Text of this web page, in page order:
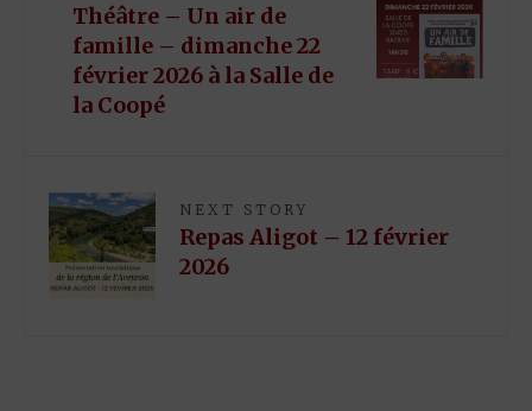
Théâtre – Un air de
famille – dimanche 22
février 2026 à la Salle de
la Coopé
NEXT STORY
Repas Aligot – 12 février
2026